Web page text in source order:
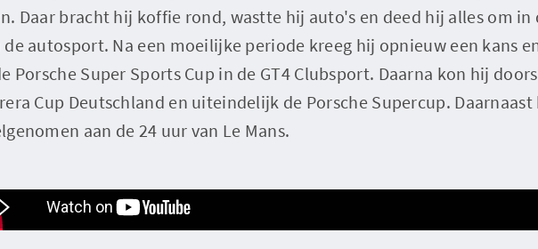
Daar bracht hij koffie rond, wastte hij auto's en deed hij alles om
de autosport. Na een moeilijke periode kreeg hij opnieuw een kans
Porsche Super Sports Cup in de GT4 Clubsport. Daarna kon hij
Cup Deutschland en uiteindelijk de Porsche Supercup.
aan de 24 uur van Le Mans.